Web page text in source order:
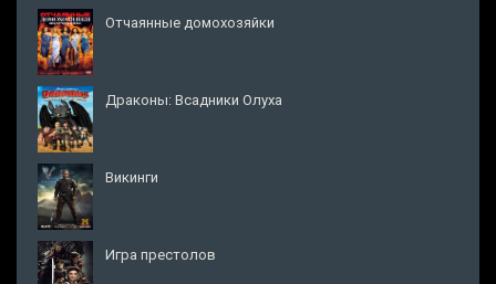
Отчаянные домохозяйки
Драконы: Всадники Олуха
Викинги
Игра престолов